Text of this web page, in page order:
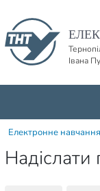
Івана
Електронне
Надіслати